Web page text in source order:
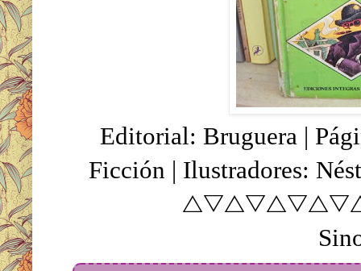
Editorial: Bruguera |
Ficción | Ilustradores: